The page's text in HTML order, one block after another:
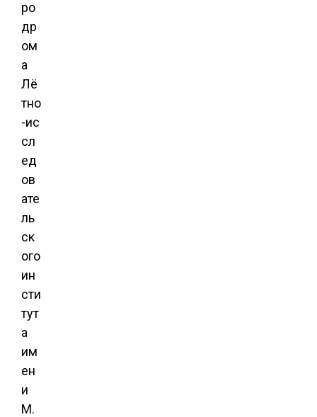
ро
др
ом
а
Лё
тно
-ис
сл
ед
ов
ате
ль
ск
ого
ин
сти
тут
а
им
ен
и
М.